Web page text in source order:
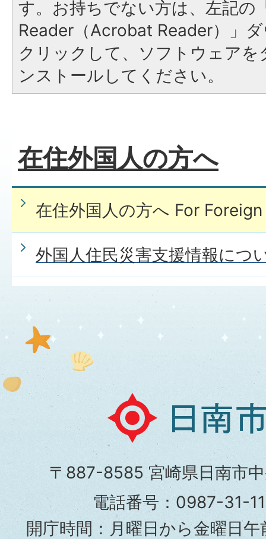
す。お持ちでない方は、左記の
Reader（Acrobat Reader）」
クリックして、ソフトウェア
ンストールしてください。
在住外国人の方へ
在住外国人の方へ For
外国人住民災害支援情報につ
日
南
市
役
所
〒887-8585 宮崎県日南市
電話番号：0987-31-
開庁時間：月曜日から金曜日